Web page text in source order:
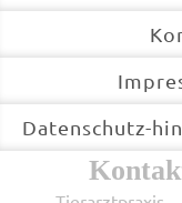
Datenschutz-